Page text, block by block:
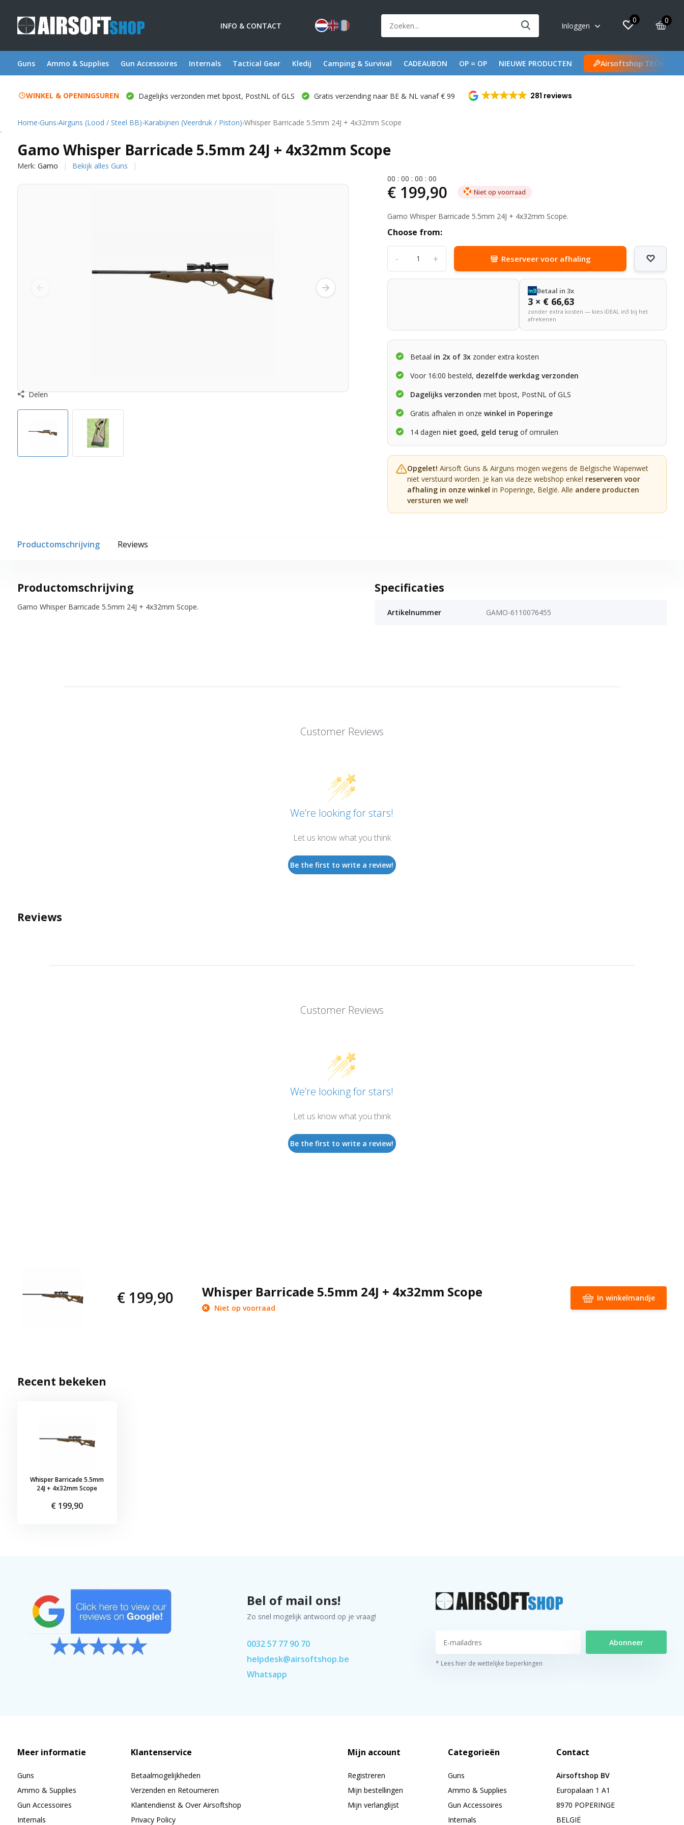
INFO & CONTACT Inloggen
0 0
Guns Ammo & Supplies Gun Accessoires Internals Tactical Gear Kledij Camping & Survival CADEAUBON OP = OP NIEUWE PRODUCTEN Airsoftshop TECH
WINKEL & OPENINGSUREN Dagelijks verzonden met bpost, PostNL of GLS Gratis verzending naar BE & NL vanaf € 99 281 reviews
Home›Guns›Airguns (Lood / Steel BB)›Karabijnen (Veerdruk / Piston)›Whisper Barricade 5.5mm 24J + 4x32mm Scope
Gamo Whisper Barricade 5.5mm 24J + 4x32mm Scope
Merk: Gamo Bekijk alles Guns
Delen
00 :00 :00 :00
€ 199,90 Niet op voorraad
Gamo Whisper Barricade 5.5mm 24J + 4x32mm Scope.
Choose from:
+
- Reserveer voor afhaling
Betaal in 3x
3 × € 66,63
zonder extra kosten — kies iDEAL in3 bij het
afrekenen
Betaal in 2x of 3x zonder extra kosten
Voor 16:00 besteld, dezelfde werkdag verzonden
Dagelijks verzonden met bpost, PostNL of GLS
Gratis afhalen in onzewinkel in Poperinge
14 dagen niet goed, geld terug of omruilen
Opgelet! Airsoft Guns & Airguns mogen wegens de Belgische Wapenwet
niet verstuurd worden. Je kan via deze webshop enkel reserveren voor
afhaling in onze winkel in Poperinge, België. Alle andere producten
versturen we wel!
Productomschrijving Reviews
Productomschrijving
Gamo Whisper Barricade 5.5mm 24J + 4x32mm Scope.
Specificaties
Artikelnummer GAMO-6110076455
Customer Reviews
We’re looking for stars!
Let us know what you think
Be the first to write a review!
Reviews
Customer Reviews
We’re looking for stars!
Let us know what you think
Be the first to write a review!
€ 199,90 Whisper Barricade 5.5mm 24J + 4x32mm Scope
Niet op voorraad
In winkelmandje
Recent bekeken
Whisper Barricade 5.5mm
24J + 4x32mm Scope
€ 199,90
Bel of mail ons!
Zo snel mogelijk antwoord op je vraag!
0032 57 77 90 70
helpdesk@airsoftshop.be
Whatsapp
Abonneer
* Lees hier de wettelijke beperkingen
Meer informatie
Guns
Ammo & Supplies
Gun Accessoires
Internals
Klantenservice
Betaalmogelijkheden
Verzenden en Retourneren
Klantendienst & Over Airsoftshop
Privacy Policy
Mijn account
Registreren
Mijn bestellingen
Mijn verlanglijst
Categorieën
Guns
Ammo & Supplies
Gun Accessoires
Internals
Contact
Airsoftshop BV
Europalaan 1 A1
8970 POPERINGE
BELGIË